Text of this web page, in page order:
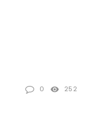
0 252